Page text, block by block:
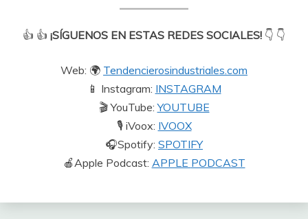
👍 👍 ¡SÍGUENOS EN ESTAS REDES SOCIALES! 👇 👇
Web: 🌍 Tendencierosindustriales.com
📱 Instagram: INSTAGRAM
🎬 YouTube:YOUTUBE
🎙 iVoox: IVOOX
🎧Spotify: SPOTIFY
🍎Apple Podcast: APPLE PODCAST